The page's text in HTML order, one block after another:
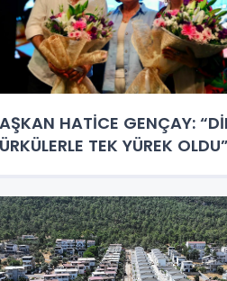
HATİCE GENÇAY:
TEK YÜREK OLDU”